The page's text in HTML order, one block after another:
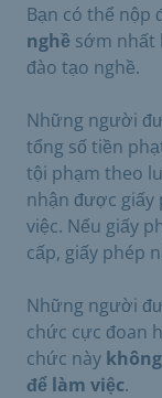
Bạn có thể nộp
nghề sớm nhất
đào tạo nghề.
Những người
tổng số tiền
tội phạm theo
nhận được giấy
việc. Nếu giấy
cấp, giấy phép
Những người
chức cực đoan
chức này không
để làm việc.